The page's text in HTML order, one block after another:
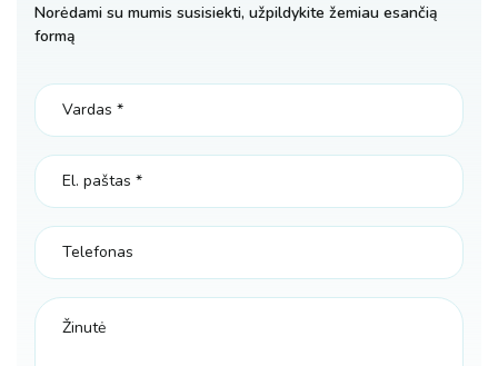
Norėdami su mumis susisiekti, užpildykite žemiau esančią
formą